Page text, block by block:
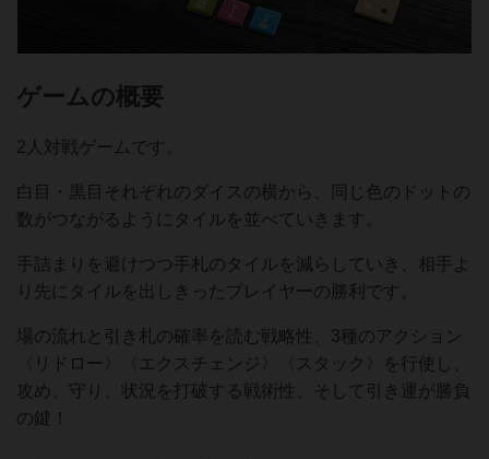
ゲームの概要
2人対戦ゲームです。
白目・黒目それぞれのダイスの横から、同じ色のドットの
数がつながるようにタイルを並べていきます。
手詰まりを避けつつ手札のタイルを減らしていき、相手よ
り先にタイルを出しきったプレイヤーの勝利です。
場の流れと引き札の確率を読む戦略性、3種のアクション
〈リドロー〉〈エクスチェンジ〉〈スタック〉を行使し、
攻め、守り、状況を打破する戦術性、そして引き運が勝負
の鍵！